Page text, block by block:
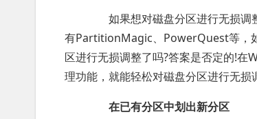
如果想对磁盘分区进行无损调
有PartitionMagic、PowerQuest等，
区进行无损调整了吗?答案是否定的!
理功能，就能轻松对磁盘分区进行无损
在已有分区中划出新分区